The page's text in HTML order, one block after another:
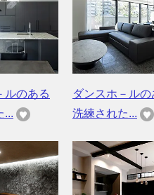
ルのある
...
ダンスホ－ルの
洗練された...